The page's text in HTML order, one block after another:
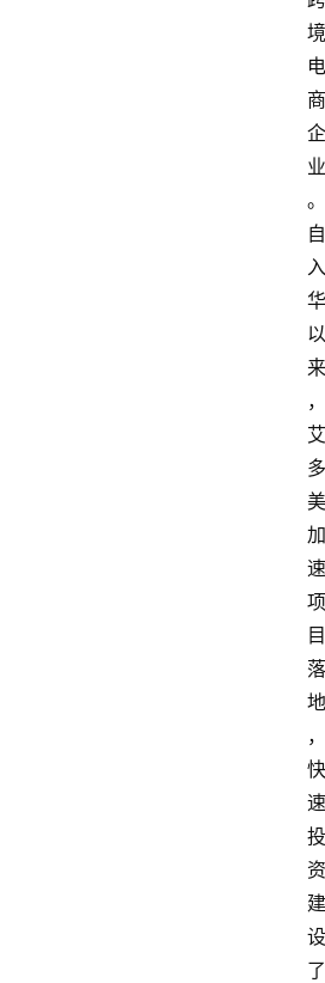
境
电
商
企
业
。
自
入
华
以
来
，
艾
多
美
加
速
项
目
落
地
，
快
速
投
资
建
设
了